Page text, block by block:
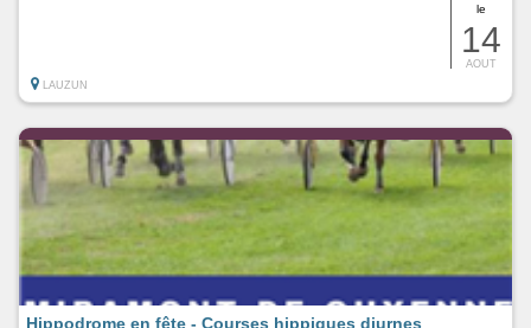
le
14
AOUT
LAUZUN
Hippodrome en fête - Courses hippiques diurnes